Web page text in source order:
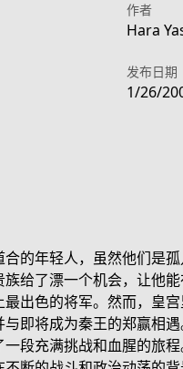
作者
Hara
发布日期
1/26/
的年轻人，虽然他们是
给了漂一个机会，让他
出色的将军。然而，皇
即将成为秦王的郑赢相
段充满挑战和血腥的旅